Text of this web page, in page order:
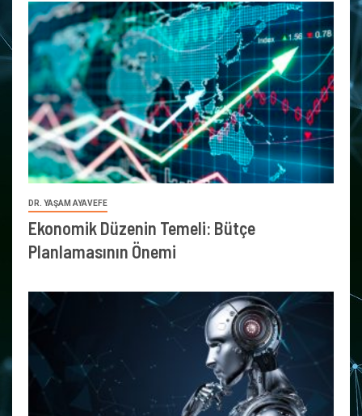
DR. YAŞAM AYAVEFE
Ekonomik Düzenin Temeli: Bütçe
Planlamasının Önemi